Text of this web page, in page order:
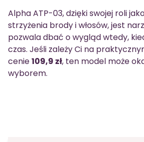
Alpha ATP-03, dzięki swojej roli
strzyżenia brody i włosów, jest
pozwala dbać o wygląd wtedy,
czas. Jeśli zależy Ci na
cenie109,9 zł, ten model może
wyborem.